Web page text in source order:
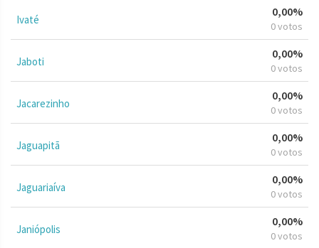
Ivaté
0,00%
0 votos
Jaboti
0,00%
0 votos
Jacarezinho
0,00%
0 votos
Jaguapitã
0,00%
0 votos
Jaguariaíva
0,00%
0 votos
Janiópolis
0,00%
0 votos